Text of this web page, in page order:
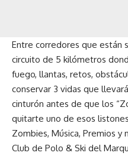
Entre corredores que están
circuito de 5 kilómetros
fuego, llantas, retos,
conservar 3 vidas que
cinturón antes de que los
quitarte uno de esos
Zombies, Música, Premios y
Club de Polo & Ski del